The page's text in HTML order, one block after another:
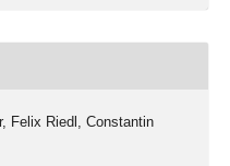
Felix Riedl, Constantin